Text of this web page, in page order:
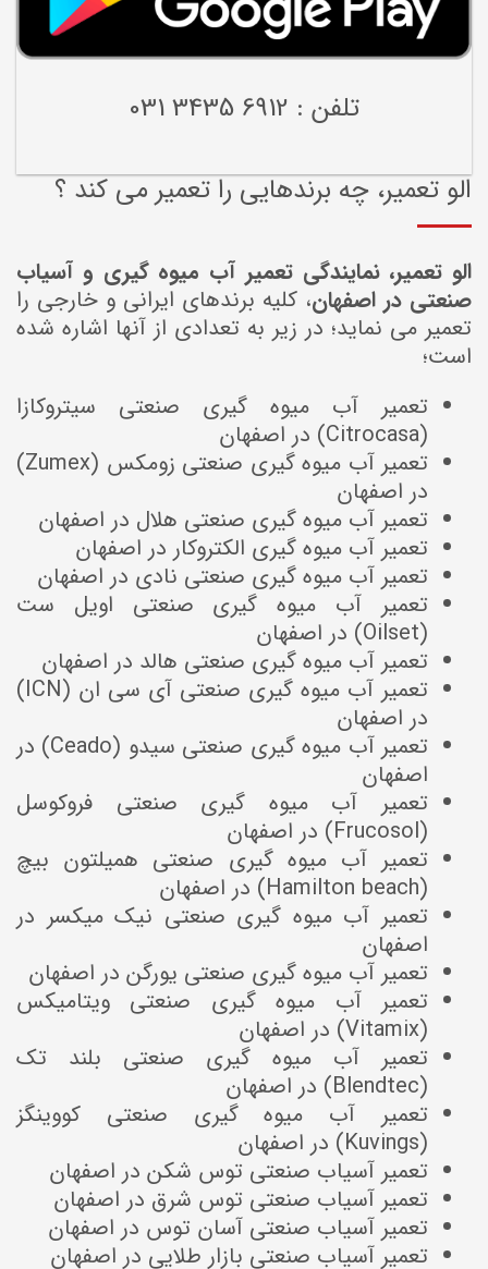
تلفن : 6912 3435 031
الو تعمیر، چه برندهایی را تعمیر می کند ؟
الو تعمیر، نمایندگی تعمیر آب میوه گیری و آسیاب
صنعتی در اصفهان، کلیه برندهای ایرانی و خارجی را
تعمیر می نماید؛ در زیر به تعدادی از آنها اشاره شده
است؛
تعمیر آب میوه گیری صنعتی سیتروکازا
(Citrocasa) در اصفهان
تعمیر آب میوه گیری صنعتی زومکس (Zumex)
در اصفهان
تعمیر آب میوه گیری صنعتی هلال در اصفهان
تعمیر آب میوه گیری الکتروکار در اصفهان
تعمیر آب میوه گیری صنعتی نادی در اصفهان
تعمیر آب میوه گیری صنعتی اویل ست
(Oilset) در اصفهان
تعمیر آب میوه گیری صنعتی هالد در اصفهان
تعمیر آب میوه گیری صنعتی آی سی ان (ICN)
در اصفهان
تعمیر آب میوه گیری صنعتی سیدو (Ceado) در
اصفهان
تعمیر آب میوه گیری صنعتی فروکوسل
(Frucosol) در اصفهان
تعمیر آب میوه گیری صنعتی همیلتون بیچ
(Hamilton beach) در اصفهان
تعمیر آب میوه گیری صنعتی نیک میکسر در
اصفهان
تعمیر آب میوه گیری صنعتی یورگن در اصفهان
تعمیر آب میوه گیری صنعتی ویتامیکس
(Vitamix) در اصفهان
تعمیر آب میوه گیری صنعتی بلند تک
(Blendtec) در اصفهان
تعمیر آب میوه گیری صنعتی کووینگز
(Kuvings) در اصفهان
تعمیر آسیاب صنعتی توس شکن در اصفهان
تعمیر آسیاب صنعتی توس شرق در اصفهان
تعمیر آسیاب صنعتی آسان توس در اصفهان
تعمیر آسیاب صنعتی بازار طلایی در اصفهان